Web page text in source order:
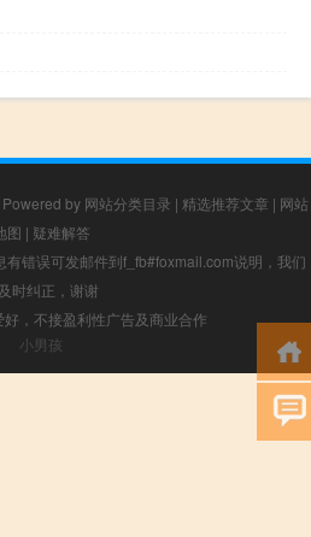
Powered by 网站分类目录 | 精选推荐文章 | 网站
图 | 疑难解答
错误可发邮件到f_fb#foxmail.com说明，我们
时纠正，谢谢
，不接盈利性广告及商业合作
小男孩